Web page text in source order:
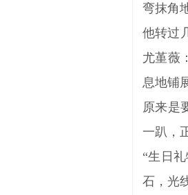
弯抹角
他转过
尤堇薇
息地铺
原来是
一趴，
“生日
石，光